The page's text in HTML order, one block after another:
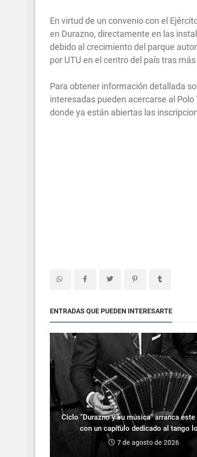
En virtud de un convenio con el
en Durazno, directamente en las
debido al crecimiento del parque
por UTU en el centro del país tras
Para obtener información detallada
interesadas pueden acercarse al
donde ya están abiertas las
ENTRADAS QUE PUEDEN INTERESARTE
Ciclo "Durazno y su música" arranca
con un capítulo dedicado al tango
7 de agosto de 2026